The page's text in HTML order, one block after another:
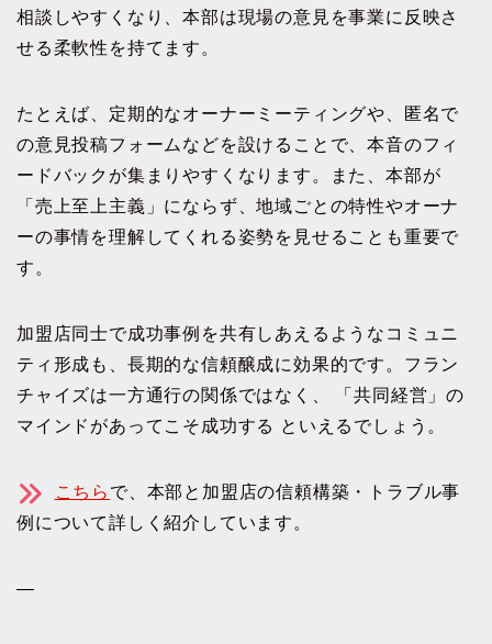
相談しやすくなり、本部は現場の意見を事業に反映さ
せる柔軟性を持てます。
たとえば、定期的なオーナーミーティングや、匿名で
の意見投稿フォームなどを設けることで、本音のフィ
ードバックが集まりやすくなります。また、本部が
「売上至上主義」にならず、地域ごとの特性やオーナ
ーの事情を理解してくれる姿勢を見せることも重要で
す。
加盟店同士で成功事例を共有しあえるようなコミュニ
ティ形成も、長期的な信頼醸成に効果的です。フラン
チャイズは一方通行の関係ではなく、 「共同経営」の
マインドがあってこそ成功する といえるでしょう。
こちら で、本部と加盟店の信頼構築・トラブル事
例について詳しく紹介しています。
—